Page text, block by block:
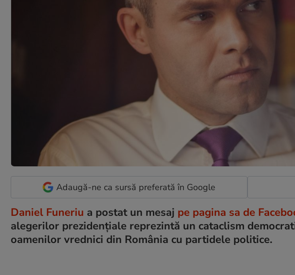
Adaugă-ne ca sursă preferată în Google
Daniel Funeriu a postat un mesaj pe pagina sa de
alegerilor prezidenţiale reprezintă un cataclism
oamenilor vrednici din România cu partidele politice.